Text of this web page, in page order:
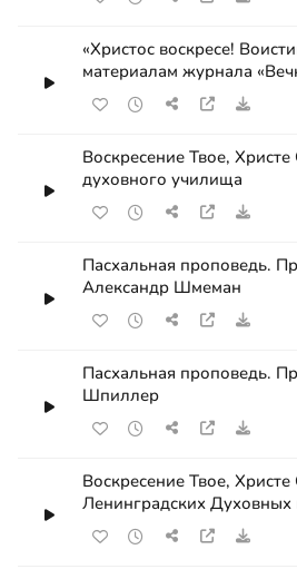
«Христос воскресе!
материалам журнала
Воскресение Твое,
духовного училища
Пасхальная проповедь.
Александр Шмеман
Пасхальная проповедь.
Шпиллер
Воскресение Твое,
Ленинградских